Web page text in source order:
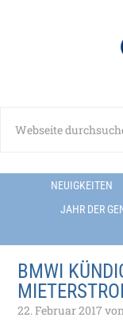
NEUIGKEITEN
JAHR DER
BMWI
22. Februar 2017